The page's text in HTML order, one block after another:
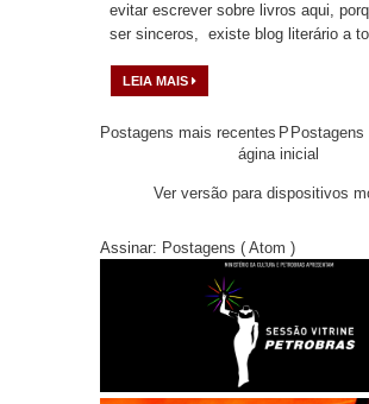
evitar escrever sobre livros aqui,
ser sinceros, existe blog literário a
LEIA MAIS
Postagens mais recentes Postagens
P
ágina inicial
Ver versão para dispositivos
Assinar: Postagens ( Atom )